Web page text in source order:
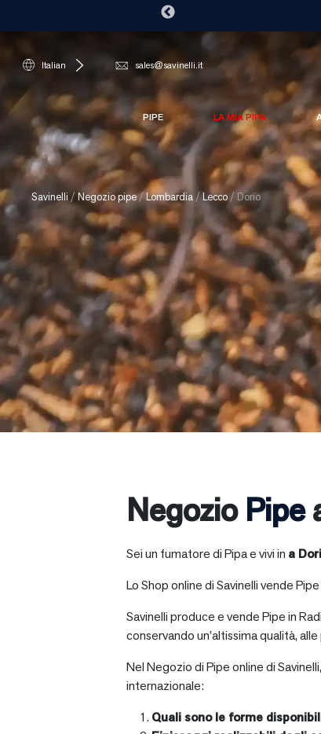
Italian sales@savinelli.it
PIPE LA MIA PIPA
Savinelli / Negozio pipe/Lombardia /Lecco/ Dorio
Negozio Pipe
Sei un fumatore di Pipa e vivi in a
Lo Shop online di Savinelli vende
Savinelli produce e vende Pipe in
conservando un’altissima qualità,
Nel Negozio di Pipe online di
internazionale:
Quali sono le forme